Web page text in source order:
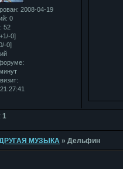
: 2008-04-19
0
52
0]
0]
1
МУЗЫКА »Дельфин